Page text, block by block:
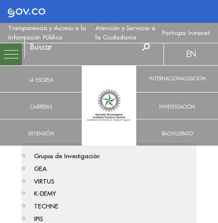
Logo Gobierno de Colombia
Transparencia y Acceso a la
Información Pública
Atención y Servicios a
la Ciudadanía
Participa Intranet
LA ESCUELA
CARRERAS
EXTENSIÓN
EN
INTERNACIONALIZACIÓN
INVESTIGACIÓN
BACHILLERATO
Grupos de Investigación
GEA
VIRTUS
K-DEMY
TECHNE
IPIS